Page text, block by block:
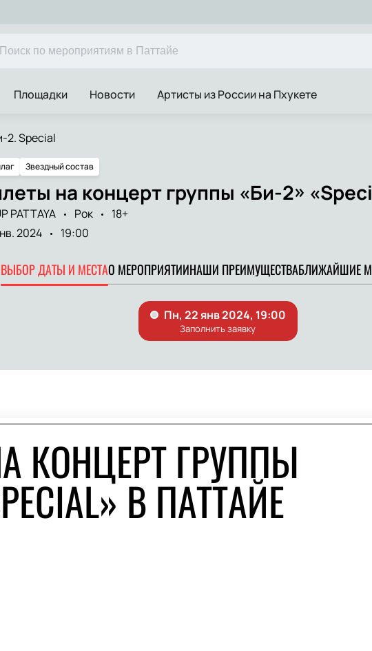
Площадки Новости Артисты из России на Пхукете
2. Special
Звездный состав
на концерт группы «Би-2»
PATTAYA Рок
18+
2024
19:00
ВЫБОР ДАТЫ И МЕСТАО МЕРОПРИЯТИИНАШИ ПРЕИМУЩЕСТВАБЛИЖАЙШИЕ
КОНЦЕРТ ГРУППЫ
В ПАТТАЙЕ